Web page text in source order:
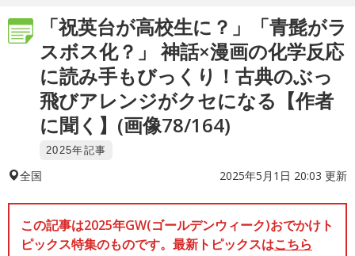
「祝英台が高校生に？」「青髭がラ
スボス化？」 神話×漫画の化学反応
に読み手もびっくり！古典のぶっ
飛びアレンジがクセになる【作者
に聞く】(画像78/164)
2025年記事
全国 2025年5月1日 20:03 更新
この記事は2025年GW(ゴールデンウィーク)おでかけト
ピックス特集のものです。最新トピックスはこちら